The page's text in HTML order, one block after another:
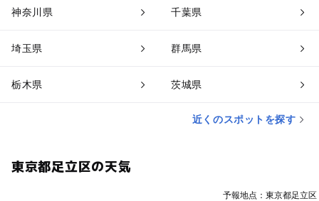
神奈川県 千葉県
埼玉県 群馬県
栃木県 茨城県
近くのスポットを探す
東京都足立区の天気
予報地点：東京都足立区